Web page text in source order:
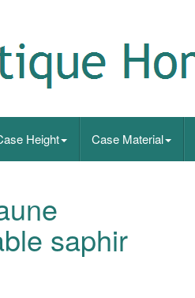
Height Case Material
saphir